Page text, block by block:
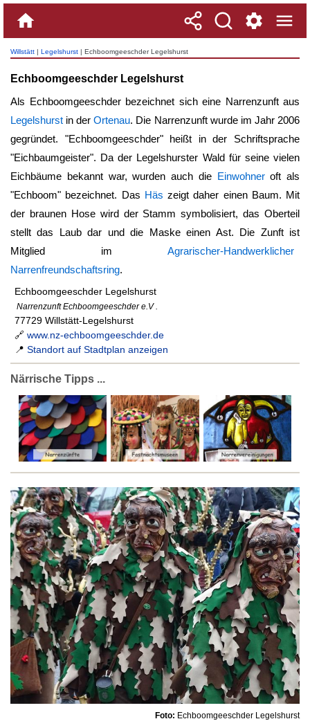
Willstätt | Legelshurst | Echboomgeeschder Legelshurst
Echboomgeeschder Legelshurst
Als Echboomgeeschder bezeichnet sich eine Narrenzunft aus
Legelshurst in derOrtenau. Die Narrenzunft wurde im Jahr 2006
gegründet. "Echboomgeeschder" heißt in der Schriftsprache
"Eichbaumgeister". Da der Legelshurster Wald für seine vielen
Eichbäume bekannt war, wurden auch die Einwohneroft als
"Echboom" bezeichnet. Das Häs zeigt daher einen Baum. Mit
der braunen Hose wird der Stamm symbolisiert, das Oberteil
stellt das Laub dar und die Maske einen Ast. Die Zunft ist
Mitglied im Agrarischer-Handwerklicher
Narrenfreundschaftsring.
Echboomgeeschder Legelshurst
Narrenzunft Echboomgeeschder e.V .
77729 Willstätt-Legelshurst
🔗 www.nz-echboomgeeschder.de
📍 Standort auf Stadtplan anzeigen
Närrische Tipps ...
Foto: Echboomgeeschder Legelshurst